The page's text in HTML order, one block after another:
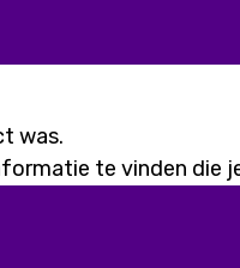
was.
te vinden die